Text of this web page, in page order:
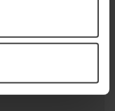
finden: